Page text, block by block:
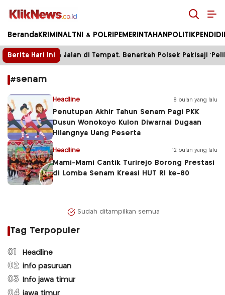
Kliknews.co.id
Beranda KRIMINAL TNI & POLRI PEMERINTAHAN POLITIK
Berita Hari Ini
Enam Bulan Jalan di Tempat, Benarkah Polsek Pakisaji
#senam
Headline 8 bulan yang lalu
Penutupan Akhir Tahun Senam Pagi PKK
Dusun Wonokoyo Kulon Diwarnai Dugaan
Hilangnya Uang Peserta
Headline 12 bulan yang lalu
Mami-Mami Cantik Turirejo Borong Prestasi
di Lomba Senam Kreasi HUT RI ke-80
Sudah ditampilkan semua
Tag Terpopuler
01 Headline
02 info pasuruan
03 Info jawa timur
04 jawa timur